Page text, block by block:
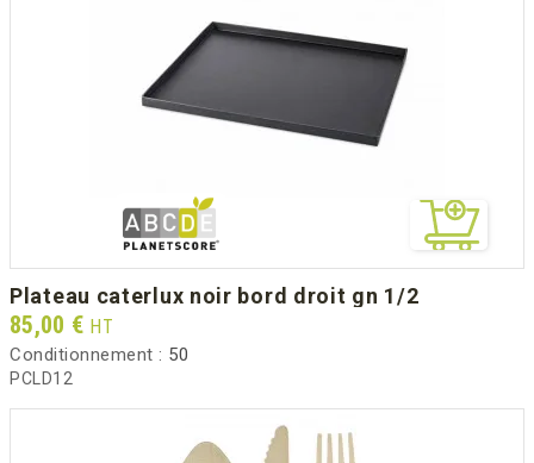
plateau caterlux noir bord droit gn 1/2
Prix
85,00 € HT
Conditionnement : 50
PCLD12